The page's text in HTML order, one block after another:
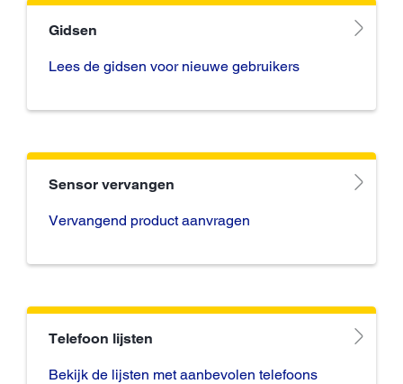
Gidsen
Lees de gidsen voor nieuwe gebruikers
Sensor vervangen
Vervangend product aanvragen
Telefoon lijsten
Bekijk de lijsten met aanbevolen telefoons